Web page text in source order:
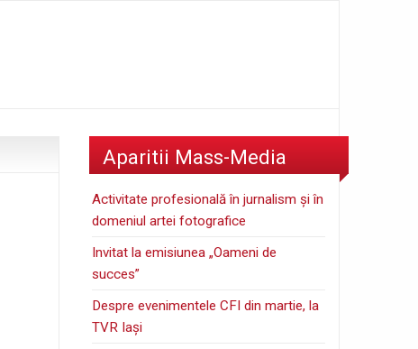
Aparitii Mass-Media
Activitate profesională în jurnalism şi în
domeniul artei fotografice
Invitat la emisiunea „Oameni de
succes”
Despre evenimentele CFI din martie, la
TVR Iaşi